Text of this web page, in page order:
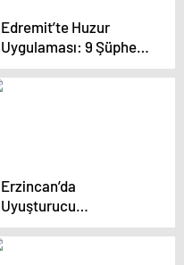
Edremit’te Huzur
Uygulaması: 9 Şüpheli
Yakalandı
Erzincan’da
Uyuşturucu
Operasyonu